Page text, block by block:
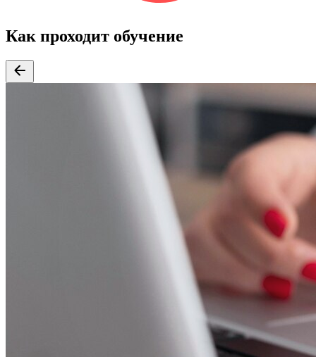
Как проходит обучение